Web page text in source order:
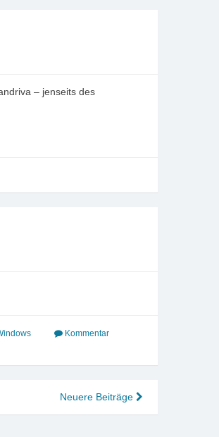
– jenseits des
Kommentar
Neuere Beiträge